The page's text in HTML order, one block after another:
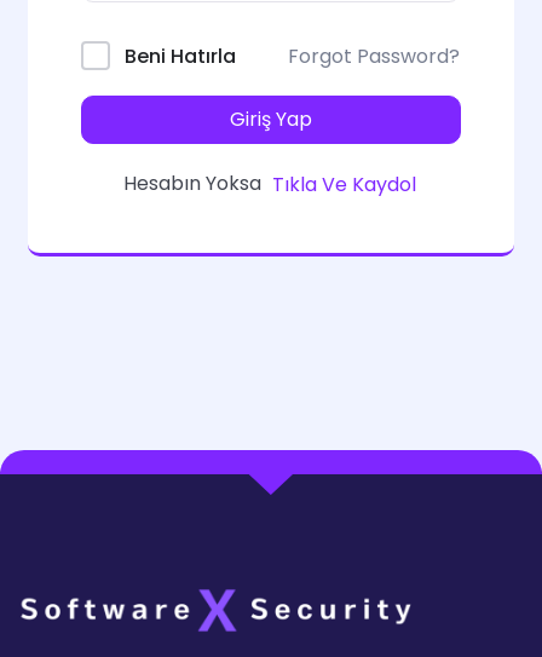
Beni Hatırla Forgot Password?
Giriş Yap
Hesabın Yoksa Tıkla Ve Kaydol